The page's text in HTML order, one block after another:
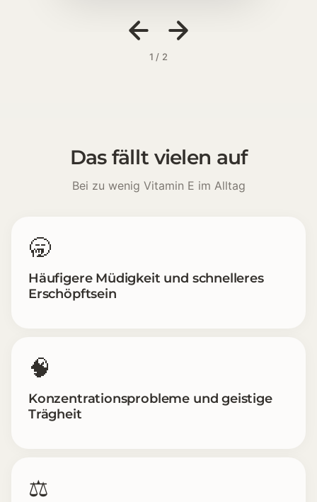
1 / 2
Das fällt vielen auf
Bei zu wenig Vitamin E im Alltag
🥱
Häufigere Müdigkeit und schnelleres
Erschöpftsein
🧠
Konzentrationsprobleme und geistige
Trägheit
⚖️